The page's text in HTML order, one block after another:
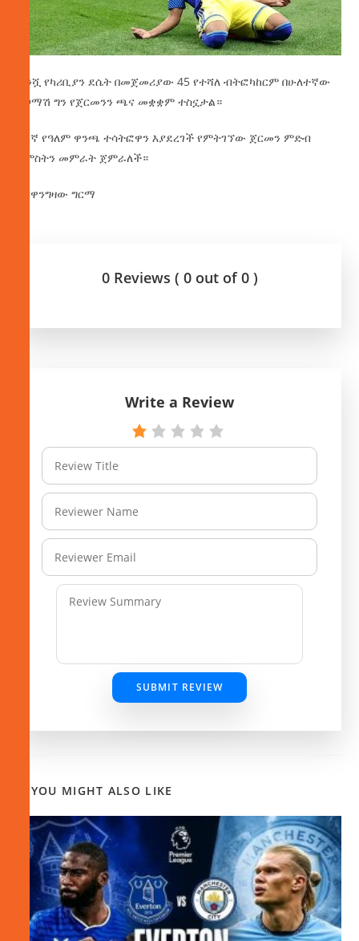
ትንሿ የካሪቢያን ደሴት በመጀመሪያው 45 የተሻለ ብትፎካከርም በሁለተኛው
አጋማሽ ግን የጀርመንን ጫና መቋቋም ተስኗታል።
21ኛ የዓለም ዋንጫ ተሳትፎዋን እያደረገች የምትገኘው ጀርመን ምድብ
አምስትን መምራት ጀምራለች።
በሸዋንግዛው ግርማ
0 Reviews ( 0 out of 0 )
Write a Review
SUBMIT REVIEW
YOU MIGHT ALSO LIKE